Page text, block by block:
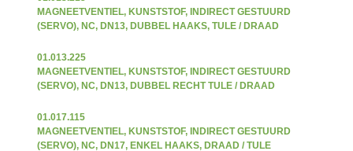
MAGNEETVENTIEL, KUNSTSTOF, INDIRECT GESTUURD
(SERVO), NC, DN13, DUBBEL HAAKS, TULE / DRAAD
01.013.225
MAGNEETVENTIEL, KUNSTSTOF, INDIRECT GESTUURD
(SERVO), NC, DN13, DUBBEL RECHT TULE / DRAAD
01.017.115
MAGNEETVENTIEL, KUNSTSTOF, INDIRECT GESTUURD
(SERVO), NC, DN17, ENKEL HAAKS, DRAAD / TULE